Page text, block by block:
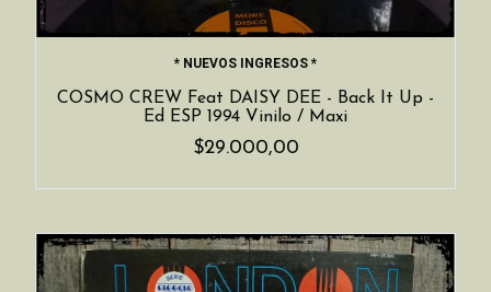
* NUEVOS INGRESOS *
COSMO CREW Feat DAISY DEE - Back It Up -
Ed ESP 1994 Vinilo / Maxi
$29.000,00